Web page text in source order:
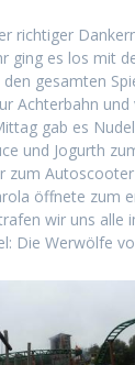
richtiger
ging es los mit
gesamten
Achter­bahn
gab es
und Jogurth
zum
öffnete zum
wir uns alle
Die Wer­wölfe